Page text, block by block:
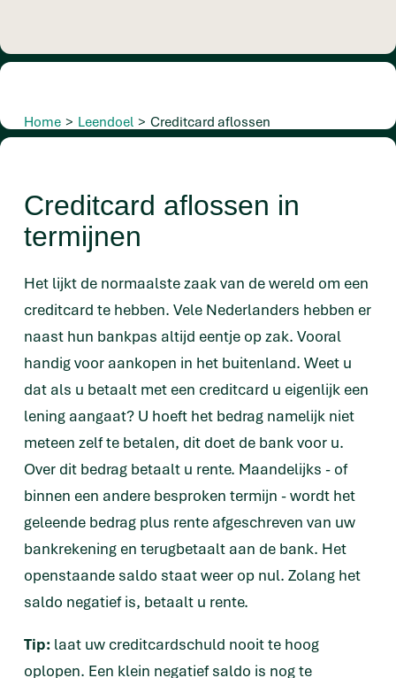
Home > Leendoel > Creditcard aflossen
Creditcard aflossen in
termijnen
Het lijkt de normaalste zaak van de wereld om een
creditcard te hebben. Vele Nederlanders hebben er
naast hun bankpas altijd eentje op zak. Vooral
handig voor aankopen in het buitenland. Weet u
dat als u betaalt met een creditcard u eigenlijk een
lening aangaat? U hoeft het bedrag namelijk niet
meteen zelf te betalen, dit doet de bank voor u.
Over dit bedrag betaalt u rente. Maandelijks - of
binnen een andere besproken termijn - wordt het
geleende bedrag plus rente afgeschreven van uw
bankrekening en terugbetaalt aan de bank. Het
openstaande saldo staat weer op nul. Zolang het
saldo negatief is, betaalt u rente.
Tip: laat uw creditcardschuld nooit te hoog
oplopen. Een klein negatief saldo is nog te